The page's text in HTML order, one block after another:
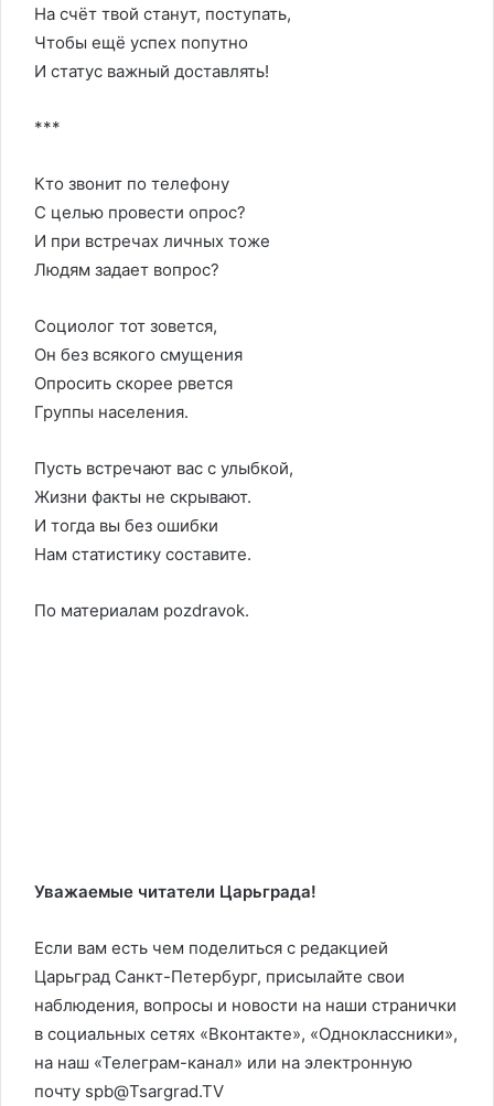
На счёт твой станут, поступать,
Чтобы ещё успех попутно
И статус важный доставлять!
***
Кто звонит по телефону
С целью провести опрос?
И при встречах личных тоже
Людям задает вопрос?
Социолог тот зовется,
Он без всякого смущения
Опросить скорее рвется
Группы населения.
Пусть встречают вас с улыбкой,
Жизни факты не скрывают.
И тогда вы без ошибки
Нам статистику составите.
По материалам pozdravok.
Уважаемые читатели Царьграда!
Если вам есть чем поделиться с редакцией
Царьград Санкт-Петербург, присылайте свои
наблюдения, вопросы и новости на наши странички
в социальных сетях «Вконтакте», «Одноклассники»,
на наш «Телеграм-канал» или на электронную
почту spb@Tsargrad.TV